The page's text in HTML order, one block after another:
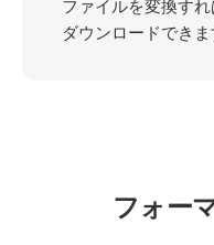
ファイルを変換す
ダウンロードできま
フォー